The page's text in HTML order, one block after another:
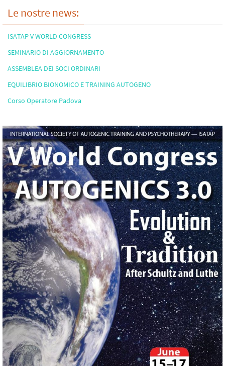
Le nostre news:
ISATAP V WORLD CONGRESS
SEMINARIO DI AGGIORNAMENTO
ASSEMBLEA DEI SOCI ORDINARI
EQUILIBRIO BIONOMICO E TRAINING AUTOGENO
Corso Operatore Padova